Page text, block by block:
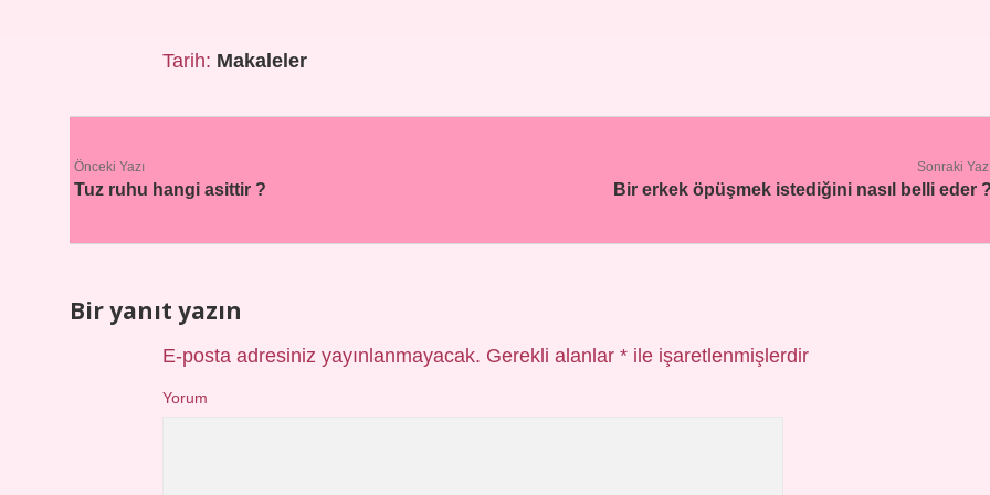
Tarih: Makaleler
Önceki Yazı
Tuz ruhu hangi asittir ?
Sonraki
Bir erkek öpüşmek istediğini nasıl belli eder
Bir yanıt yazın
E-posta adresiniz yayınlanmayacak. Gerekli alanlar *ile işaretlenmişlerdir
Yorum